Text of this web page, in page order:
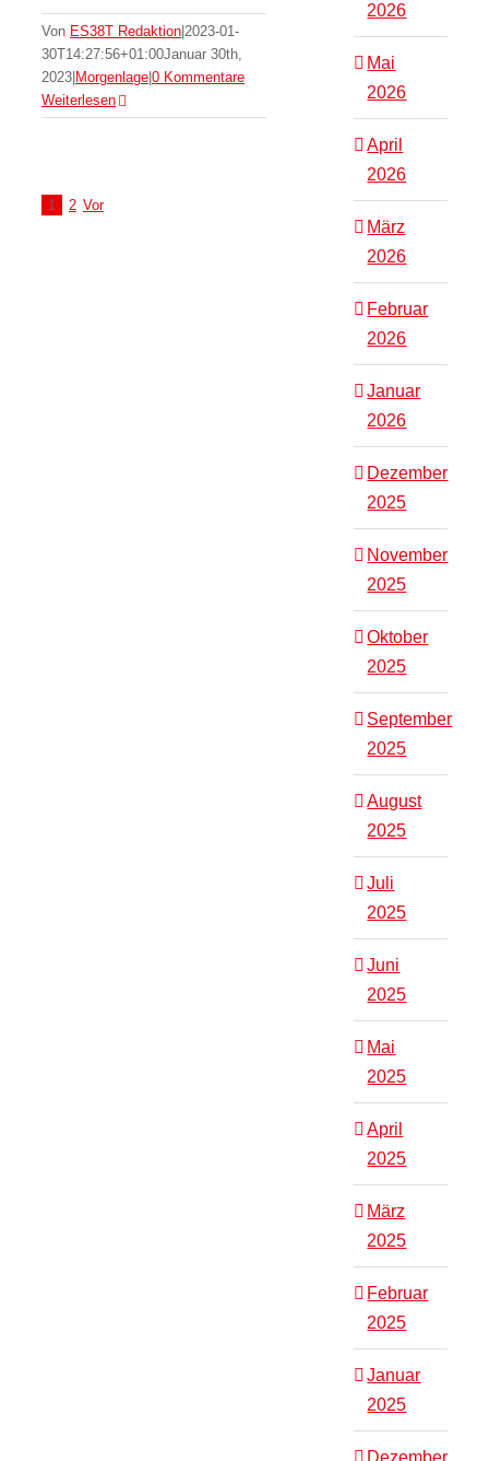
Von ES38T Redaktion 2023-01-
30T14:27:56+01:00Januar 30th,
2023 Morgenlage 0 Kommentare
Weiterlesen
1 2 Vor
2026
Mai
2026
April
2026
März
2026
Februar
2026
Januar
2026
Dezember
2025
November
2025
Oktober
2025
September
2025
August
2025
Juli
2025
Juni
2025
Mai
2025
April
2025
März
2025
Februar
2025
Januar
2025
Dezember